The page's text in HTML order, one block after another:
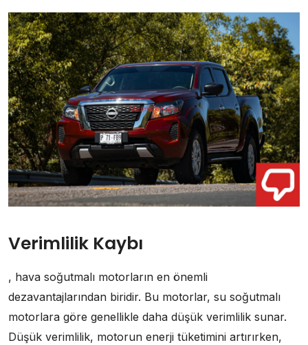
Verimlilik Kaybı
, hava soğutmalı motorların en önemli
dezavantajlarından biridir. Bu motorlar, su soğutmalı
motorlara göre genellikle daha düşük verimlilik sunar.
Düşük verimlilik, motorun enerji tüketimini artırırken,